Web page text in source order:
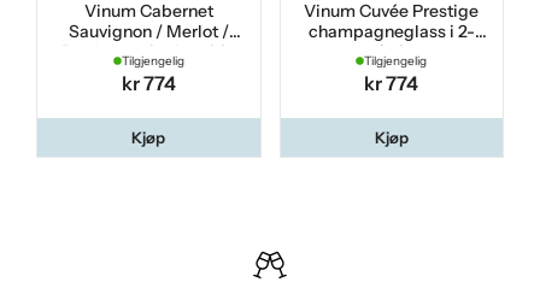
Vinum Cabernet
Sauvignon / Merlot /
Bordeaux vinglass i 2-
pakning
Tilgjengelig
kr 774
Kjøp
Vinum Cuvée Prestige
champagneglass i 2-
pakning
Tilgjengelig
kr 774
Kjøp